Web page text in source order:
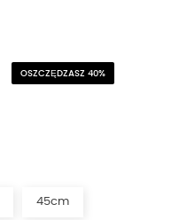
OSZCZĘDZASZ 40%
45cm